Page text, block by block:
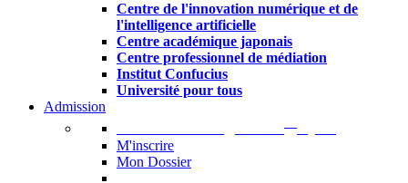
Centre de l'innovation numérique et de
l'intelligence artificielle
Centre académique japonais
Centre professionnel de médiation
Institut Confucius
Université pour tous
Admission
M'inscrire
Mon Dossier